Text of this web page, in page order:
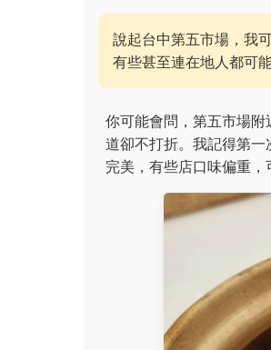
說起台中第五市場，我
有些甚至連在地人都可
你可能會問，第五市場
道卻不打折。我記得第
完美，有些店口味偏重，